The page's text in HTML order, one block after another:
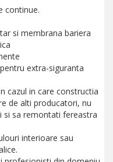
continue.
si membrana bariera
extra-siguranta
cazul in care constructia
de alti producatori, nu
sa remontati fereastra
interioare sau